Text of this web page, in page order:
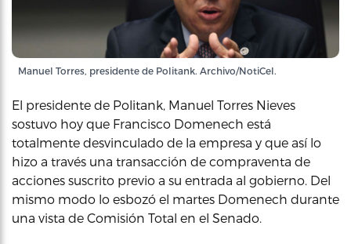
Manuel Torres, presidente de Politank. Archivo/NotiCel.
El presidente de Politank, Manuel Torres Nieves
sostuvo hoy que Francisco Domenech está
totalmente desvinculado de la empresa y que así lo
hizo a través una transacción de compraventa de
acciones suscrito previo a su entrada al gobierno. Del
mismo modo lo esbozó el martes Domenech durante
una vista de Comisión Total en el Senado.